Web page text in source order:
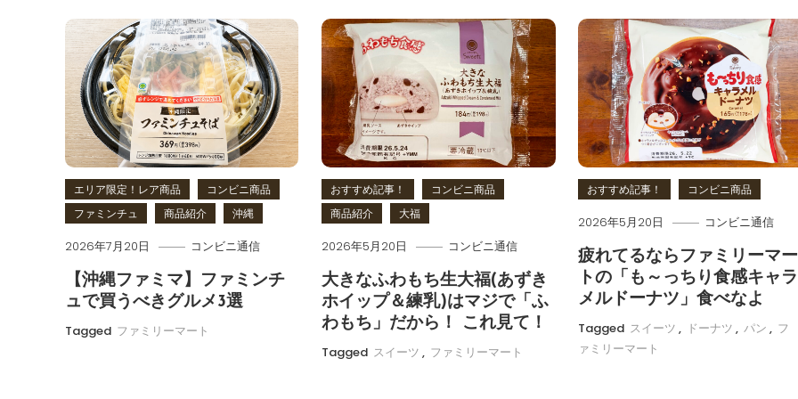
ビ
ゲ
ー
シ
ョ
ン
エリア限定！レア商品
コンビニ商品
ファミンチュ
商品紹介 沖縄
2026年7月20日 コンビニ通信
【沖縄ファミマ】ファミンチ
ュで買うべきグルメ3選
Tagged ファミリーマート
おすすめ記事！
コンビニ商品
商品紹介
大福
2026年5月20日 コンビニ通信
大きなふわもち生大福(あずき
ホイップ＆練乳)はマジで「ふ
わもち」だから！ これ見て！
Tagged スイーツ , ファミリーマート
おすすめ記事！ コンビニ商品
2026年5月20日 コンビニ通信
疲れてるならファミリーマー
トの「も～っちり食感キャラ
メルドーナツ」食べなよ
Tagged スイーツ , ドーナツ , パン , フ
ァミリーマート